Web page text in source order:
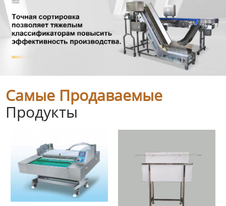
Самые Продаваемые
Продукты